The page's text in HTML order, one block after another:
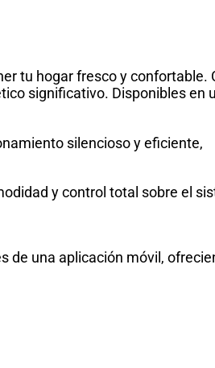
tu hogar fresco y confortable.
significativo. Disponibles en
silencioso y eficiente,
y control total sobre el
de una aplicación móvil,